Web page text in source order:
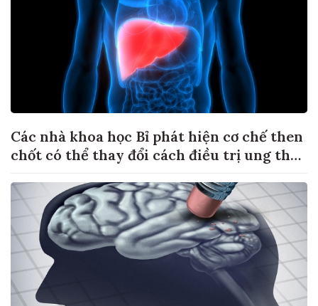
Các nhà khoa học Bỉ phát hiện cơ chế then
chốt có thể thay đổi cách điều trị ung thư